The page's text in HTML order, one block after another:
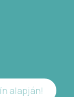
alapján!